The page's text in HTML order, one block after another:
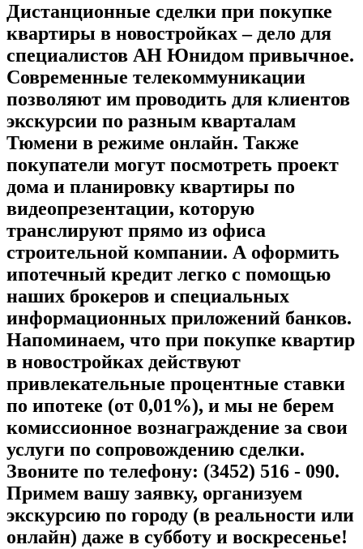
Дистанционные сделки при покупке
квартиры в новостройках – дело для
специалистов АН Юнидом привычное.
Современные телекоммуникации
позволяют им проводить для клиентов
экскурсии по разным кварталам
Тюмени в режиме онлайн. Также
покупатели могут посмотреть проект
дома и планировку квартиры по
видеопрезентации, которую
транслируют прямо из офиса
строительной компании. А оформить
ипотечный кредит легко с помощью
наших брокеров и специальных
информационных приложений банков.
Напоминаем, что при покупке квартир
в новостройках действуют
привлекательные процентные ставки
по ипотеке (от 0,01%), и мы не берем
комиссионное вознаграждение за свои
услуги по сопровождению сделки.
Звоните по телефону: (3452) 516 - 090.
Примем вашу заявку, организуем
экскурсию по городу (в реальности или
онлайн) даже в субботу и воскресенье!